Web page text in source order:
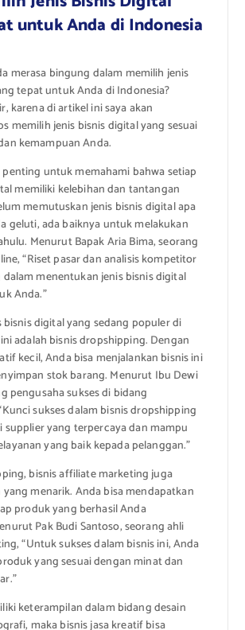
untuk Anda di Indonesia
merasa bingung dalam memilih jenis
tepat untuk Anda di Indonesia?
karena di artikel ini saya akan
memilih jenis bisnis digital yang sesuai
kemampuan Anda.
untuk memahami bahwa setiap
memiliki kelebihan dan tantangan
memutuskan jenis bisnis digital apa
geluti, ada baiknya untuk melakukan
Menurut Bapak Aria Bima, seorang
“Riset pasar dan analisis kompetitor
menentukan jenis bisnis digital
Anda.”
bisnis digital yang sedang populer di
adalah bisnis dropshipping. Dengan
kecil, Anda bisa menjalankan bisnis ini
stok barang. Menurut Ibu Dewi
pengusaha sukses di bidang
sukses dalam bisnis dropshipping
supplier yang terpercaya dan mampu
yang baik kepada pelanggan.”
bisnis affiliate marketing juga
menarik. Anda bisa mendapatkan
produk yang berhasil Anda
Pak Budi Santoso, seorang ahli
“Untuk sukses dalam bisnis ini, Anda
yang sesuai dengan minat dan
keterampilan dalam bidang desain
maka bisnis jasa kreatif bisa